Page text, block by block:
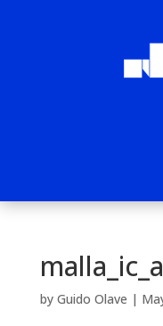
by Guido Olave |